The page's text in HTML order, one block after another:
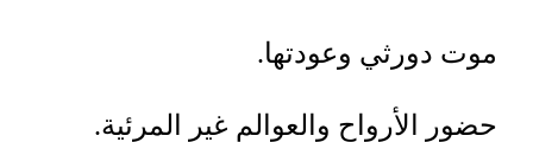
موت دورثي وعودتها.
حضور الأرواح والعوالم غير المرئية.